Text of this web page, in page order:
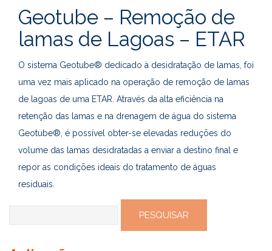
Geotube – Remoção de
lamas de Lagoas – ETAR
O sistema Geotube® dedicado à desidratação de lamas, foi
uma vez mais aplicado na operação de remoção de lamas
de lagoas de uma ETAR. Através da alta eficiência na
retenção das lamas e na drenagem de água do sistema
Geotube®, é possível obter-se elevadas reduções do
volume das lamas desidratadas a enviar a destino final e
repor as condições ideais do tratamento de águas
residuais.